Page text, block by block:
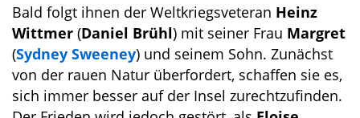
Bald folgt ihnen der Weltkriegsveteran Heinz
Wittmer (Daniel Brühl) mit seiner Frau Margret
(Sydney Sweeney) und seinem Sohn. Zunächst
von der rauen Natur überfordert, schaffen sie es,
sich immer besser auf der Insel zurechtzufinden.